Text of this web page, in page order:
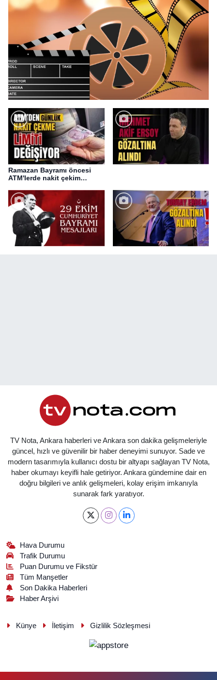
Ramazan Bayramı öncesi
ATM'lerde nakit çekim
TV Nota, Ankara haberleri ve Ankara son dakika gelişmeleriyle
güncel, hızlı ve güvenilir bir haber deneyimi sunuyor. Sade ve
modern tasarımıyla kullanıcı dostu bir altyapı sağlayan TV Nota,
haber okumayı keyifli hale getiriyor. Ankara gündemine dair en
doğru bilgileri ve anlık gelişmeleri, kolay erişim imkanıyla
sunarak fark yaratıyor.
Hava Durumu
Trafik Durumu
Puan Durumu ve Fikstür
Tüm Manşetler
Son Dakika Haberleri
Haber Arşivi
Künye İletişim Gizlilik Sözleşmesi